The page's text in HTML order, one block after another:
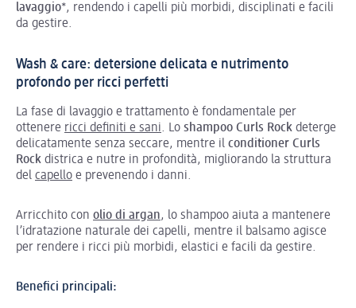
lavaggio*, rendendo i capelli più morbidi, disciplinati e facili
da gestire.
Wash & care: detersione delicata e nutrimento
profondo per ricci perfetti
La fase di lavaggio e trattamento è fondamentale per
ottenere ricci definiti e sani. Lo shampoo Curls Rock deterge
delicatamente senza seccare, mentre il conditioner Curls
Rock districa e nutre in profondità, migliorando la struttura
del capello e prevenendo i danni.
Arricchito con olio di argan, lo shampoo aiuta a mantenere
l’idratazione naturale dei capelli, mentre il balsamo agisce
per rendere i ricci più morbidi, elastici e facili da gestire.
Benefici principali: